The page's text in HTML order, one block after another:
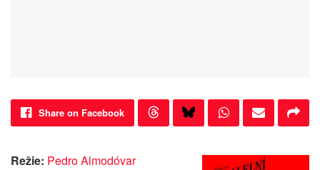
Share on Facebook
Režie: Pedro Almodóvar